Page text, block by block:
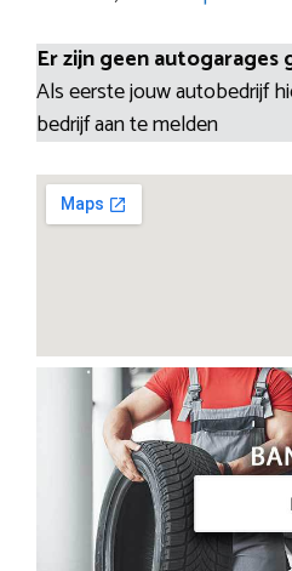
Er zijn geen autogarages
Als eerste jouw autobedrijf
bedrijf aan te melden